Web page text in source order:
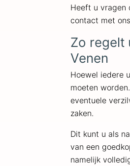
Heeft u vragen
contact met
Zo regelt
Venen
Hoewel iedere
moeten
eventuele
zaken.
Dit kunt u als
van een
namelijk